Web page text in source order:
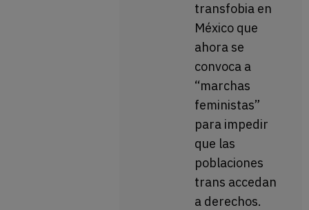
transfobia en
México que
ahora se
convoca a
“marchas
feministas”
para impedir
que las
poblaciones
trans accedan
a derechos.